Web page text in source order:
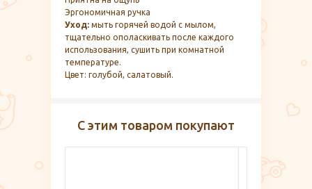
Эргономичная ручка
Уход: мыть горячей водой с мылом,
тщательно ополаскивать после каждого
использования, сушить при комнатной
температуре.
Цвет: голубой, салатовый.
С этим товаром покупают